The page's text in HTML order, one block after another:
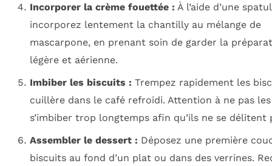
Incorporer la crème fouettée : À l’aide d’une
incorporez lentement la chantilly au mélange de
mascarpone, en prenant soin de garder la
légère et aérienne.
Imbiber les biscuits : Trempez rapidement les
cuillère dans le café refroidi. Attention à ne pas
s’imbiber trop longtemps afin qu’ils ne se délitent
Assembler le dessert : Déposez une première
biscuits au fond d’un plat ou dans des verrines.